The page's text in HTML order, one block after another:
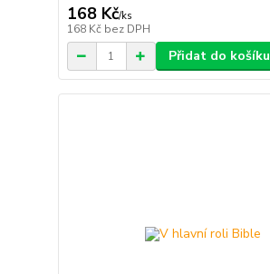
168 Kč/ks
168 Kč bez DPH
Přidat do košíku